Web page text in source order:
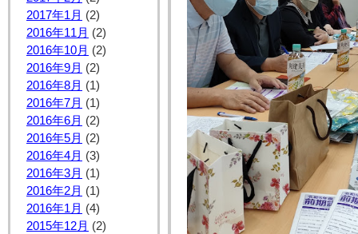
2017年1月 (2)
2016年11月 (2)
2016年10月 (2)
2016年9月 (2)
2016年8月 (1)
2016年7月 (1)
2016年6月 (2)
2016年5月 (2)
2016年4月 (3)
2016年3月 (1)
2016年2月 (1)
2016年1月 (4)
2015年12月 (2)